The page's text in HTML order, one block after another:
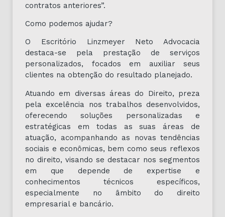
contratos anteriores”.
Como podemos ajudar?
O Escritório Linzmeyer Neto Advocacia
destaca-se pela prestação de serviços
personalizados, focados em auxiliar seus
clientes na obtenção do resultado planejado.
Atuando em diversas áreas do Direito, preza
pela excelência nos trabalhos desenvolvidos,
oferecendo soluções personalizadas e
estratégicas em todas as suas áreas de
atuação, acompanhando as novas tendências
sociais e econômicas, bem como seus reflexos
no direito, visando se destacar nos segmentos
em que depende de expertise e
conhecimentos técnicos específicos,
especialmente no âmbito do direito
empresarial e bancário.